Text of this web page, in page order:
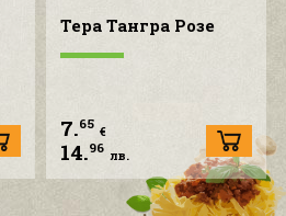
Тера Тангра Розе
7.65 €
14.96 лв.